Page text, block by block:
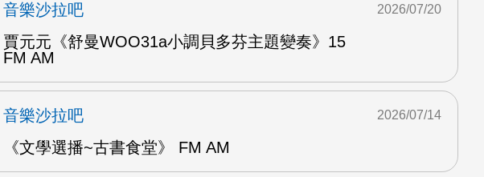
音樂沙拉吧
賈元元《舒曼WOO31a小調貝多芬主題變奏》15
FM AM
2026/07/20
音樂沙拉吧
《文學選播~古書食堂》 FM AM
2026/07/14